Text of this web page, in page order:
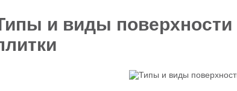
и виды поверхности